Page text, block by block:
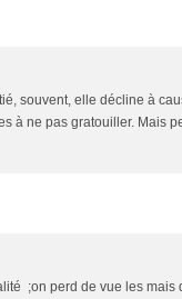
souvent, elle décline à
à ne pas gratouiller. Mais
;on perd de vue les mais